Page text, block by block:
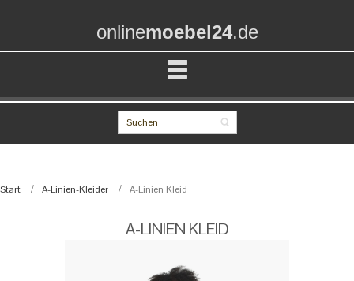
onlinemoebel24.de
Start A-Linien-Kleider A-Linien Kleid
A-LINIEN KLEID